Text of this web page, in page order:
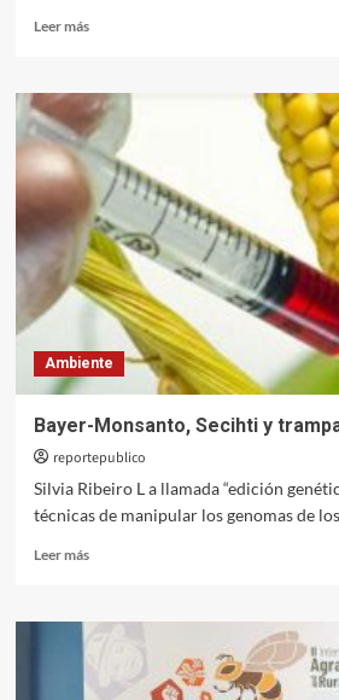
Leer másLeer
Edición
génica,
un
hacha
desafilada
Ambiente
Bayer-Monsanto, Secihti y
reportepublico
Silvia Ribeiro L a llamada “edición
técnicas de manipular los genomas de
Leer másLeer
Bayer-
Secihti
y